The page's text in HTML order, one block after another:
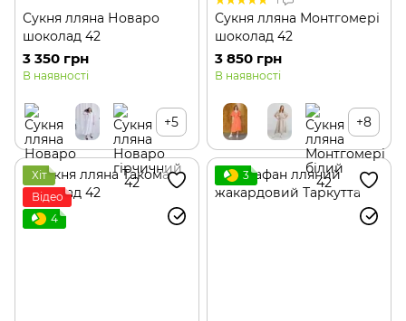
Сукня лляна Новаро
шоколад 42
3 350 грн
В наявності
+5
Сукня лляна Монтгомері
шоколад 42
3 850 грн
В наявності
+8
Хіт
Відео
4
3